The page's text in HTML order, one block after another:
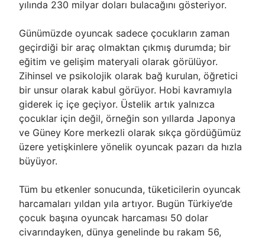
yılında 230 milyar doları bulacağını gösteriyor.
Günümüzde oyuncak sadece çocukların zaman
geçirdiği bir araç olmaktan çıkmış durumda; bir
eğitim ve gelişim materyali olarak görülüyor.
Zihinsel ve psikolojik olarak bağ kurulan, öğretici
bir unsur olarak kabul görüyor. Hobi kavramıyla
giderek iç içe geçiyor. Üstelik artık yalnızca
çocuklar için değil, örneğin son yıllarda Japonya
ve Güney Kore merkezli olarak sıkça gördüğümüz
üzere yetişkinlere yönelik oyuncak pazarı da hızla
büyüyor.
Tüm bu etkenler sonucunda, tüketicilerin oyuncak
harcamaları yıldan yıla artıyor. Bugün Türkiye’de
çocuk başına oyuncak harcaması 50 dolar
civarındayken, dünya genelinde bu rakam 56,